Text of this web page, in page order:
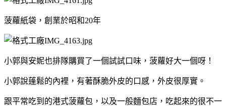
菠蘿紙袋，創業於昭和20年
小郭與安妮也排隊購買了一個試試口味，菠蘿好大一個呀！
小郭說蓬鬆的內裡，有著酥脆外皮的口感，外皮很厚實。
跟平常吃到的港式菠蘿包，以及一般麵包店，吃起來的很不一